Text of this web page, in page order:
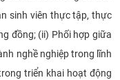
sinh viên thực tập, thực
đồng; (ii) Phối hợp giữa
nghề nghiệp trong lĩnh
triển khai hoạt động